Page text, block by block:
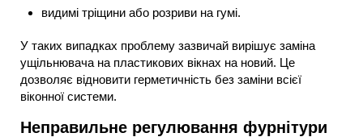
видимі тріщини або розриви на гумі.
У таких випадках проблему зазвичай вирішує заміна
ущільнювача на пластикових вікнах на новий. Це
дозволяє відновити герметичність без заміни всієї
віконної системи.
Неправильне регулювання фурнітури